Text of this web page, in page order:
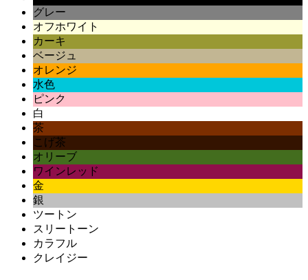
グレー
オフホワイト
カーキ
ベージュ
オレンジ
水色
ピンク
白
茶
こげ茶
オリーブ
ワインレッド
金
銀
ツートン
スリートーン
カラフル
クレイジー